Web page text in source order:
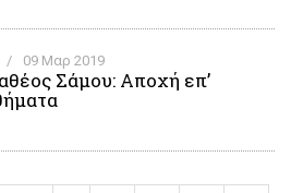
/ 09 Μαρ 2019
Σάμου: Αποχή επ’